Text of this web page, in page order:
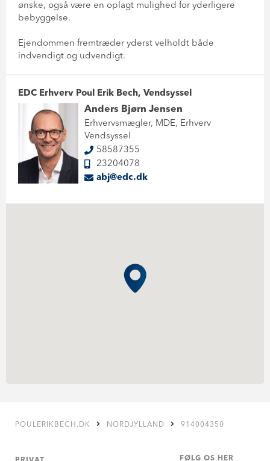
ønske, også være en oplagt mulighed for yderligere
bebyggelse.
Ejendommen fremtræder yderst velholdt både
indvendigt og udvendigt.
EDC Erhverv Poul Erik Bech, Vendsyssel
Anders Bjørn Jensen
Erhvervsmægler, MDE, Erhverv
Vendsyssel
58587355
23204078
abj@edc.dk
POULERIKBECH.DK NORDJYLLAND 914004350
FØLG OS HER